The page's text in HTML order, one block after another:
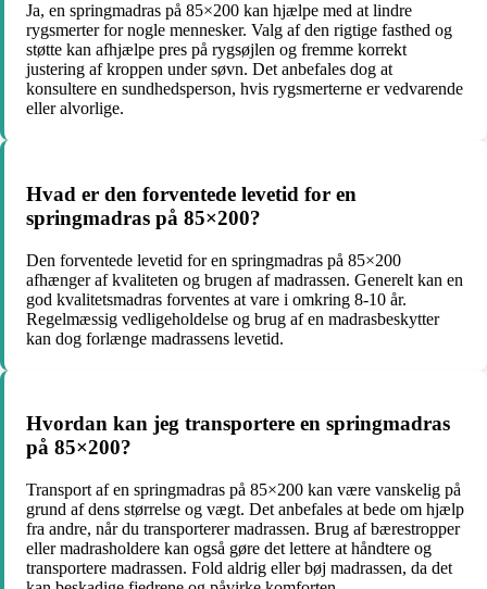
Ja, en springmadras på 85×200 kan hjælpe med at lindre
rygsmerter for nogle mennesker. Valg af den rigtige fasthed og
støtte kan afhjælpe pres på rygsøjlen og fremme korrekt
justering af kroppen under søvn. Det anbefales dog at
konsultere en sundhedsperson, hvis rygsmerterne er vedvarende
eller alvorlige.
Hvad er den forventede levetid for en
springmadras på 85×200?
Den forventede levetid for en springmadras på 85×200
afhænger af kvaliteten og brugen af madrassen. Generelt kan en
god kvalitetsmadras forventes at vare i omkring 8-10 år.
Regelmæssig vedligeholdelse og brug af en madrasbeskytter
kan dog forlænge madrassens levetid.
Hvordan kan jeg transportere en springmadras
på 85×200?
Transport af en springmadras på 85×200 kan være vanskelig på
grund af dens størrelse og vægt. Det anbefales at bede om hjælp
fra andre, når du transporterer madrassen. Brug af bærestropper
eller madrasholdere kan også gøre det lettere at håndtere og
transportere madrassen. Fold aldrig eller bøj madrassen, da det